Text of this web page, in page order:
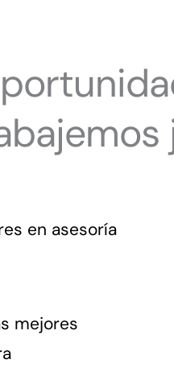
en asesoría
mejores